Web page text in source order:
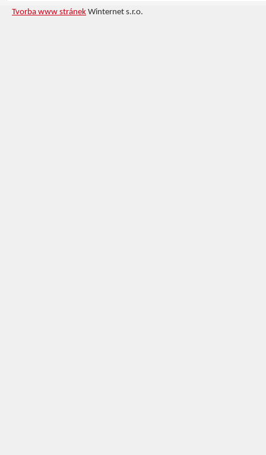
Tvorba www stránek Winternet s.r.o.